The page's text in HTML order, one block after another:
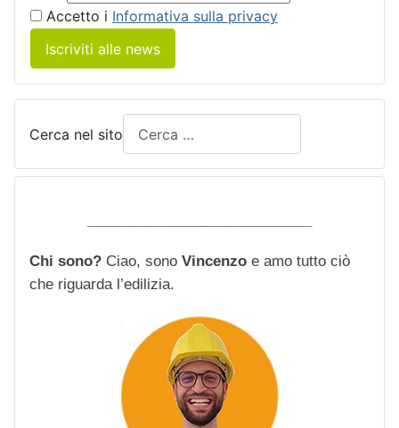
Accetto i Informativa sulla privacy
Iscriviti alle news
Cerca nel sito
Chi sono? Ciao, sono Vincenzo e amo tutto ciò
che riguarda l’edilizia.